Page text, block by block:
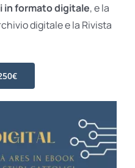
in formato digitale, e la
digitale e la Rivista